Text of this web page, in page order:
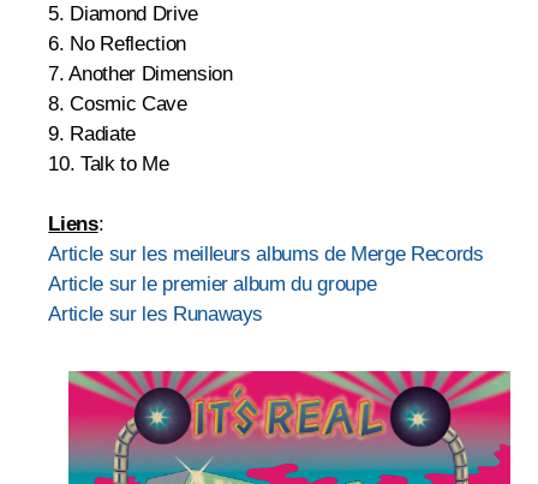
5. Diamond Drive
6. No Reflection
7. Another Dimension
8. Cosmic Cave
9. Radiate
10. Talk to Me
Liens:
Article sur les meilleurs albums de Merge Records
Article sur le premier album du groupe
Article sur les Runaways